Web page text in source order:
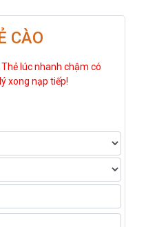
CÀO
lúc nhanh chậm có
xong nạp tiếp!